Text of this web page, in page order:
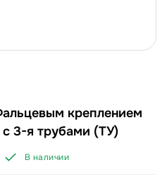
креплением
3-я трубами (ТУ)
В наличии